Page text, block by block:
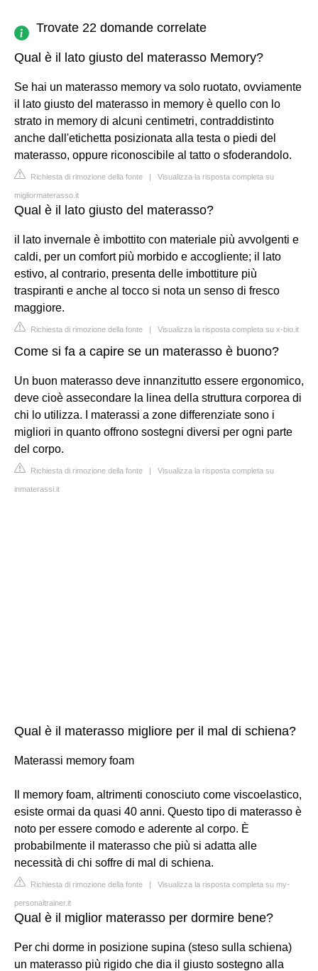
Trovate 22 domande correlate
Qual è il lato giusto del materasso Memory?
Se hai un materasso memory va solo ruotato, ovviamente
il lato giusto del materasso in memory è quello con lo
strato in memory di alcuni centimetri, contraddistinto
anche dall'etichetta posizionata alla testa o piedi del
materasso, oppure riconoscibile al tatto o sfoderandolo.
Richiesta di rimozione della fonte | Visualizza la risposta completa su
migliormaterasso.it
Qual è il lato giusto del materasso?
il lato invernale è imbottito con materiale più avvolgenti e
caldi, per un comfort più morbido e accogliente; il lato
estivo, al contrario, presenta delle imbottiture più
traspiranti e anche al tocco si nota un senso di fresco
maggiore.
Richiesta di rimozione della fonte | Visualizza la risposta completa su x-bio.it
Come si fa a capire se un materasso è buono?
Un buon materasso deve innanzitutto essere ergonomico,
deve cioè assecondare la linea della struttura corporea di
chi lo utilizza. I materassi a zone differenziate sono i
migliori in quanto offrono sostegni diversi per ogni parte
del corpo.
Richiesta di rimozione della fonte | Visualizza la risposta completa su
inmaterassi.it
Qual è il materasso migliore per il mal di schiena?
Materassi memory foam
Il memory foam, altrimenti conosciuto come viscoelastico,
esiste ormai da quasi 40 anni. Questo tipo di materasso è
noto per essere comodo e aderente al corpo. È
probabilmente il materasso che più si adatta alle
necessità di chi soffre di mal di schiena.
Richiesta di rimozione della fonte | Visualizza la risposta completa su my-
personaltrainer.it
Qual è il miglior materasso per dormire bene?
Per chi dorme in posizione supina (steso sulla schiena)
un materasso più rigido che dia il giusto sostegno alla